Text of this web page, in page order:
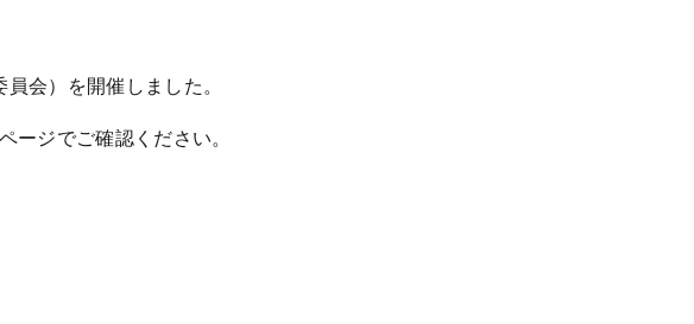
会）を開催しました。
ージでご確認ください。